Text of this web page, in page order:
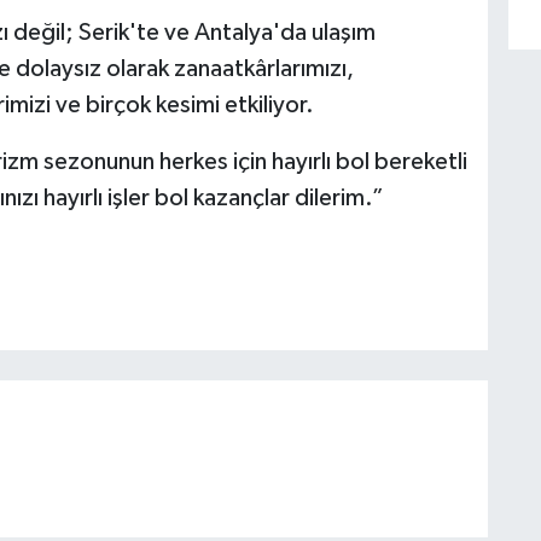
değil; Serik'te ve Antalya'da ulaşım
dolaysız olarak zanaatkârlarımızı,
ve birçok kesimi etkiliyor.
sezonunun herkes için hayırlı bol bereketli
hayırlı işler bol kazançlar dilerim.”